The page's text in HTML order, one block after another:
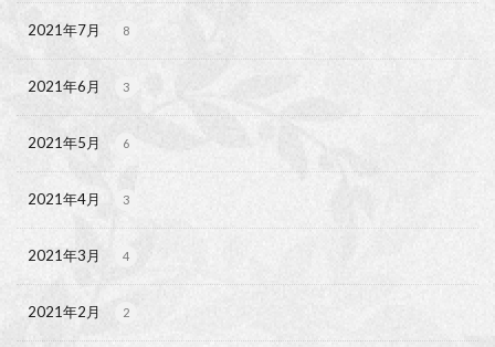
2021年7月 8
2021年6月 3
2021年5月 6
2021年4月 3
2021年3月 4
2021年2月 2